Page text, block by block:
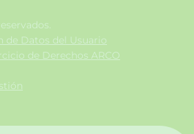
de Datos del Usuario
de Derechos ARCO